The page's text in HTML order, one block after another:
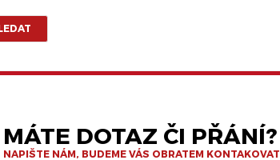
MÁTE DOTAZ ČI PŘÁNÍ?
NAPIŠTE NÁM, BUDEME VÁS OBRATEM KONTAKOVAT